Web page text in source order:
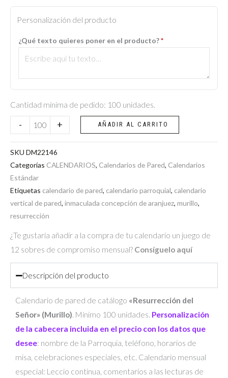
Personalización del producto
¿Qué texto quieres poner en el producto?*
Cantidad mínima de pedido: 100 unidades.
-
Calendario
vertical
pared
"Resurrección
del
Señor"
(Murillo)
cantidad
+ AÑADIR AL CARRITO
SKU DM22146
Categorías CALENDARIOS, Calendarios de Pared, Calendarios
Estándar
Etiquetas calendario de pared, calendario parroquial, calendario
vertical de pared, inmaculada concepción de aranjuez, murillo,
resurrección
¿Te gustaría añadir a la compra de tu calendario un juego de
12 sobres de compromiso mensual? Consíguelo aquí
Descripción del producto
Calendario de pared de catálogo «Resurrección del
Señor» (Murillo). Mínimo 100 unidades. Personalización
de la cabecera incluida en el precio con los datos que
desee: nombre de la Parroquia, teléfono, horarios de
misa, celebraciones especiales, etc. Calendario mensual
especial: Leccio continua, comentarios a las lecturas de